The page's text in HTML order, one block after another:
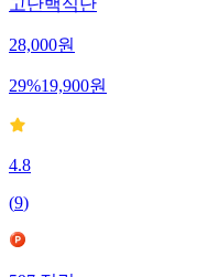
고단백식단
28,000원
29%19,900원
4.8
(9)